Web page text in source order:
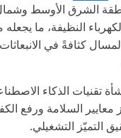
الشرق الأوسط وشمال
النظيفة، ما
كثافةً في
تقنيات الذكاء
معايير السلامة ورفع
التميّز التشغيلي.